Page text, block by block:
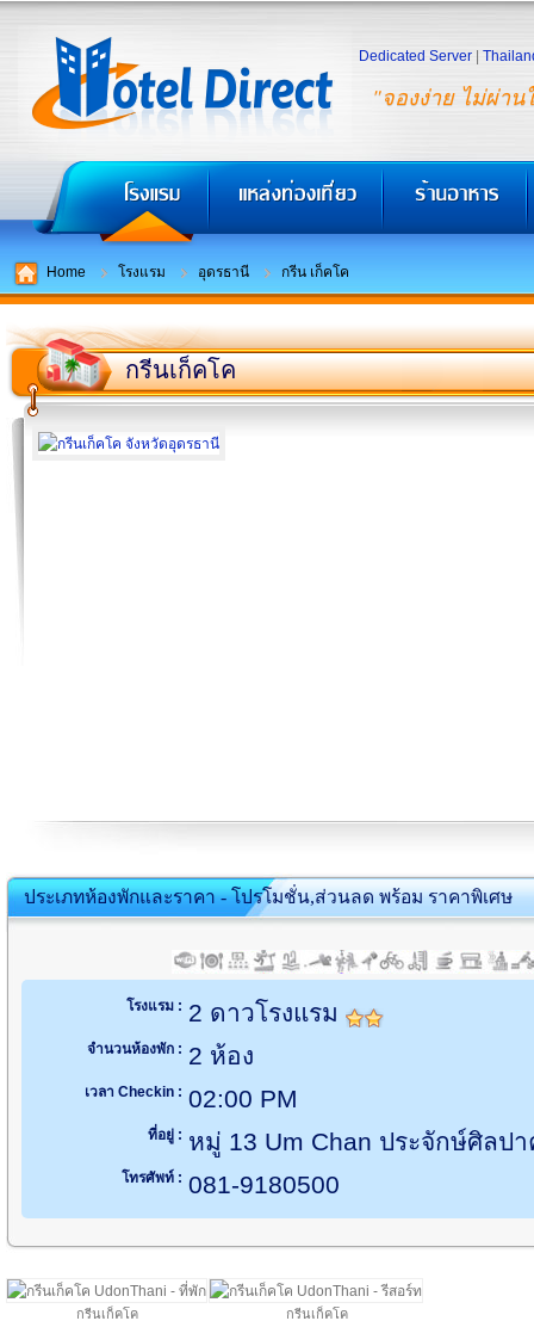
"จองง่าย ไม่ผ่าน
Dedicated Server
Home โรงแรม อุดรธานี กรีน เก็คโค
กรีนเก็คโค
ประเภทห้องพักและราคา - โปรโมชั่น,ส่วนลด พร้อม ราคาพิเศษ
โรงแรม : 2 ดาวโรงแรม
จำนวนห้องพัก : 2 ห้อง
เวลา Checkin : 02:00 PM
ที่อยู่ : หมู่ 13 Um Chan ประจักษ์ศิลป
โทรศัพท์ : 081-9180500
กรีนเก็คโค
กรีนเก็คโค